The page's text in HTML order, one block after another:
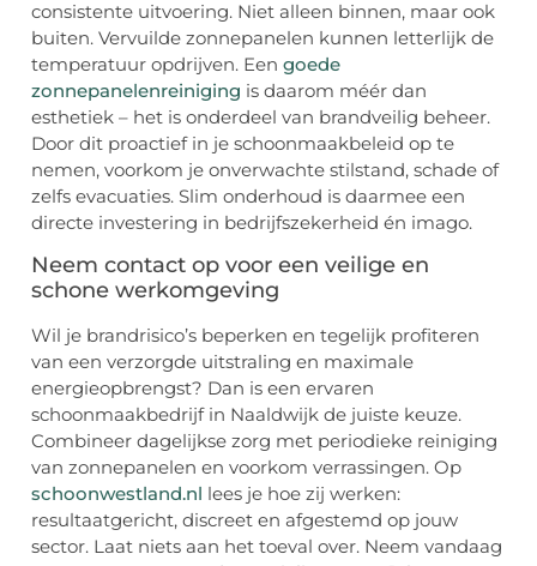
consistente uitvoering. Niet alleen binnen, maar ook
buiten. Vervuilde zonnepanelen kunnen letterlijk de
temperatuur opdrijven. Een goede
zonnepanelenreiniging is daarom méér dan
esthetiek – het is onderdeel van brandveilig beheer.
Door dit proactief in je schoonmaakbeleid op te
nemen, voorkom je onverwachte stilstand, schade of
zelfs evacuaties. Slim onderhoud is daarmee een
directe investering in bedrijfszekerheid én imago.
Neem contact op voor een veilige en
schone werkomgeving
Wil je brandrisico’s beperken en tegelijk profiteren
van een verzorgde uitstraling en maximale
energieopbrengst? Dan is een ervaren
schoonmaakbedrijf in Naaldwijk de juiste keuze.
Combineer dagelijkse zorg met periodieke reiniging
van zonnepanelen en voorkom verrassingen. Op
schoonwestland.nl lees je hoe zij werken:
resultaatgericht, discreet en afgestemd op jouw
sector. Laat niets aan het toeval over. Neem vandaag